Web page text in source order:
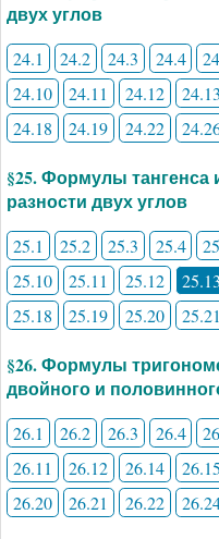
двух углов
24.1 24.2 24.3 24.4
24.10
24.11 24.12 24.13
24.18
24.19 24.22
§25. Формулы тангенса
разности двух углов
25.1 25.2 25.3 25.4
25.10
25.11 25.12 25.13
25.18
25.19 25.20 25.21
§26. Формулы
двойного и
26.1 26.2 26.3 26.4
26.11
26.12 26.14 26.15
26.20
26.21 26.22